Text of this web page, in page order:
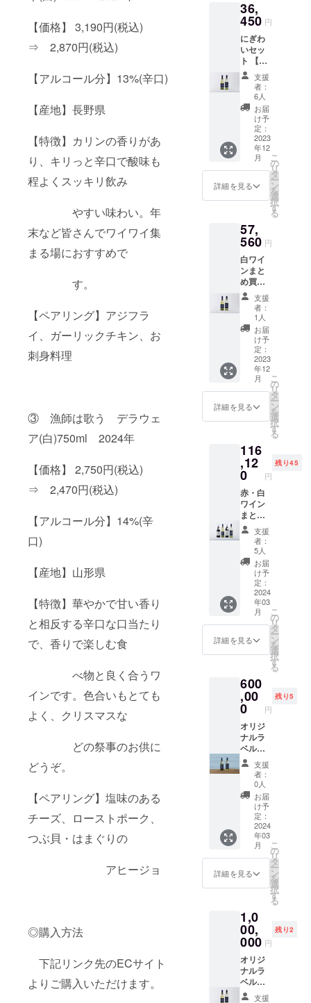
【価格】 3,190円(税込)
⇒ 2,870円(税込)
【アルコール分】13%(辛口)
【産地】長野県
【特徴】カリンの香りがあ
り、キリっと辛口で酸味も
程よくスッキリ飲み
やすい味わい。年
末など皆さんでワイワイ集
まる場におすすめで
す。
【ペアリング】アジフラ
イ、ガーリックチキン、お
刺身料理
③ 漁師は歌う デラウェ
ア(白)750ml 2024年
【価格】 2,750円(税込)
⇒ 2,470円(税込)
【アルコール分】14%(辛
口)
【産地】山形県
【特徴】華やかで甘い香り
と相反する辛口な口当たり
で、香りで楽しむ食
べ物と良く合うワ
インです。色合いもとても
よく、クリスマスな
どの祭事のお供に
どうぞ。
【ペアリング】塩味のある
チーズ、ローストポーク、
つぶ貝・はまぐりの
アヒージョ
◎購入方法
下記リンク先のECサイト
よりご購入いただけます。
ます。
20歳未
満の方
はこの
リター
ンを選
択でき
ませ
ん。
マリ
アー
ジュ
セット
です。
銚子つ
りきん
めは親
潮と黒
潮そし
て利根
川が交
わる銚
子沖で
しか取
れない
脂乗り
ド魚で
す。
KIと一
緒に晴
れの日
にお召
し上が
りくだ
さい。
【内
容】
・
KISSA
KI(白)
ドネ 1
本 ・
め冷凍
フィー
レ 1切
・箱
代 ・
送料(冷
凍/常温)
※発
送は冷
凍品と
常温品
の2つに
分かれ
ます。
※20
歳未満
よる飲
酒は法
ていま
す。20
歳未満
このリ
ターン
を選択
できま
せん。
所 座
古萬蔵
商店が
初年度
で醸造
する全8
種のワ
インを
セット
にした
詰合せ
です。
未だタ
ンクで
発酵中
のもの
から、
で含め
全てが
完成次
第いち
早く発
送をい
たしま
す。 飲
み比べ
や気分
に合わ
せてお
楽しみ
くださ
い。
【内
容】
2種
・漁
師は歌
う 6種
・箱
代 ・
送料
※赤ワイ
ンの醸
造状況
によっ
ては、
発送内
容が変
更にな
る可能
性がご
ざいま
は、同
様の本
数で詰
合せを
させて
いただ
きま
す。
※全種類
が完成
した段
階での
発送と
なるた
め、発
送時期
が遅く
なる可
くださ
い。
(発
酵の状
況に
よって
は、お
届け予
36,
450 円
にぎわ
いセッ
ト 【気
前いい
割
2,500円
OFF】
38,950
→36,45
0円 (送
料・箱
代・消
費税込
み) 賑や
かに、
でお楽
しみい
ただく
際にお
使いく
ださ
い。
【内
容】
・
KISSA
KI(白)
シャル
ドネ 4
本 ・
漁師は
歌う(白)
ラン 4
本 ・
銚子つ
りきん
め冷凍
フィー
レ 2切
・缶
詰詰合
せ 4缶
・送
料(冷凍/
常温)
※20歳未
満の者
による
飲酒は
法令で
20歳未
満の方
はこの
リター
ンを選
択でき
ませ
ん。
支援
者：
6人
お届
け予
定：
2023
年12
月
詳細を見る
こ
の
リ
タ
ー
ン
を
選
択
す
る
57,
560 円
白ワイ
ンまと
め買い
セット
【気前
いい割
3,500円
OFF】
60,560
→57,56
0円 (送
料・箱
代・消
費税込
み) 白ワ
おまと
め購入
される
方向け
にご用
意しま
した。
【内
容】
・
KISSA
KI(白)
シャル
ドネ 6
本 ・
漁師は
歌う(白)
ソー
ヴィニ
ヨンブ
本 ・
漁師は
歌う(白)
デラ
ウェ
ア 6本
・送
料
※20歳未
満の者
による
飲酒は
法令で
禁止さ
れてい
ます。
20歳未
満の方
はこの
リター
択でき
ませ
ん。
支援
者：
1人
お届
け予
定：
2023
年12
月
詳細を見る
こ
の
リ
タ
ー
ン
を
選
択
す
る
116
,12
0 円
残り45
赤・白
ワイン
まとめ
買い
セット
【気前
いい割
5,000円
OFF】
121,120
→116,1
20円 (送
料・箱
代・消
費税込
白ワイ
ンをお
まとめ
購入さ
れる方
向けに
ご用意
しまし
た。
【内
容】
・
KISSA
KI(白)
シャル
ドネ 6
本 ・
漁師は
歌う(白)
ソー
ヨンブ
ラン 6
本 ・
漁師は
歌う(白)
デラ
ウェ
ア 6本
支援
者：
5人
お届
け予
定：
2024
年03
月
詳細を見る
こ
の
リ
タ
ー
ン
を
選
択
す
る
600
,00
0 円
残り5
オリジ
ナルラ
ベルワ
イン100
本製
作 (白
のみ) 銚
子葡萄
酒醸造
所が醸
造した
ワイン
にお客
様オリ
ジナル
のラベ
成しま
す。 会
社での
お手土
産やご
挨拶、
記念品
などに
支援
者：
0人
お届
け予
定：
2024
年03
月
詳細を見る
こ
の
リ
タ
ー
ン
を
選
択
す
る
1,0
00,
000 円
残り2
オリジ
ナルラ
ベルワ
イン200
支援